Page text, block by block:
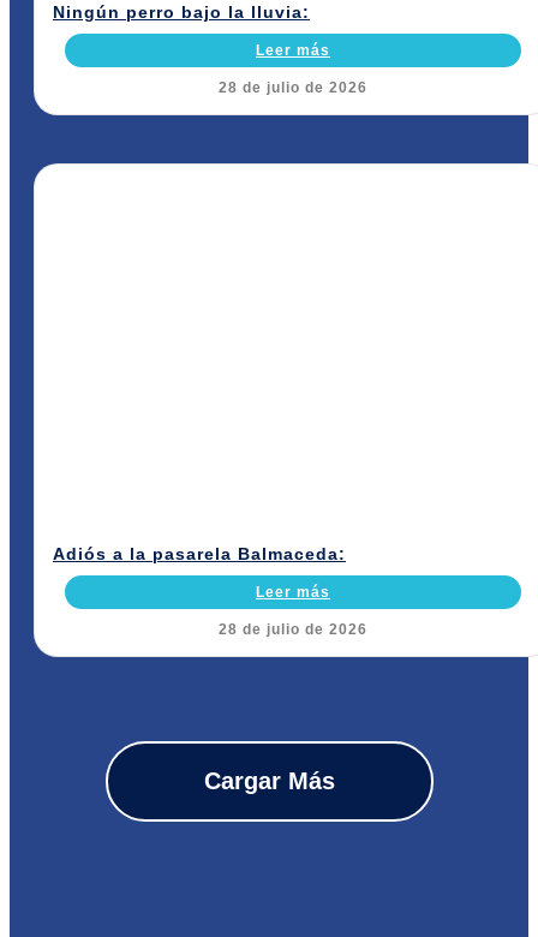
Ningún perro bajo la lluvia:
Leer más
28 de julio de 2026
Adiós a la pasarela Balmaceda:
Leer más
28 de julio de 2026
Cargar Más